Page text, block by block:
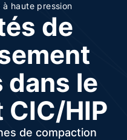
haute pression
de
dans le
HIP
de compaction